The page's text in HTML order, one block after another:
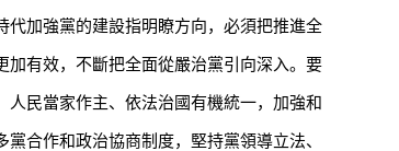
加強黨的建設指明瞭方向，必須把推進全
有效，不斷把全面從嚴治黨引向深入。要
民當家作主、依法治國有機統一，加強和
合作和政治協商制度，堅持黨領導立法、